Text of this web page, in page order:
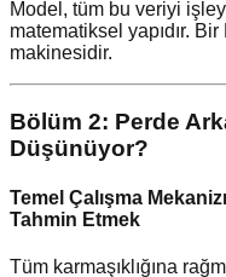
Model, tüm bu veriyi
matematiksel yapıdır.
makinesidir.
Bölüm 2: Perde
Düşünüyor?
Temel Çalışma
Tahmin Etmek
Tüm karmaşıklığına